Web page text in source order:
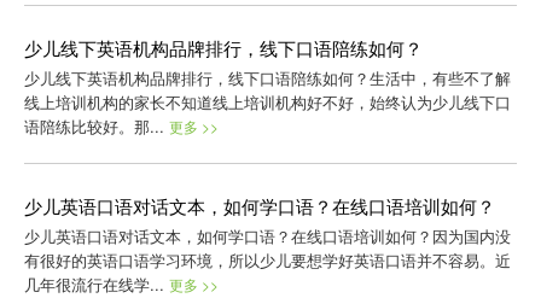
少儿线下英语机构品牌排行，线下口语陪练如何？
少儿线下英语机构品牌排行，线下口语陪练如何？生活中，有些不了解
线上培训机构的家长不知道线上培训机构好不好，始终认为少儿线下口
语陪练比较好。那... 更多 >>
少儿英语口语对话文本，如何学口语？在线口语培训如何？
少儿英语口语对话文本，如何学口语？在线口语培训如何？因为国内没
有很好的英语口语学习环境，所以少儿要想学好英语口语并不容易。近
几年很流行在线学... 更多 >>